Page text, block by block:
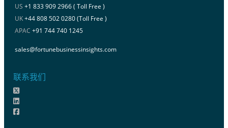
US +1 833 909 2966 ( Toll Free )
UK+44 808 502 0280 (Toll Free )
APAC +91 744 740 1245
sales@fortunebusinessinsights.com
联系我们